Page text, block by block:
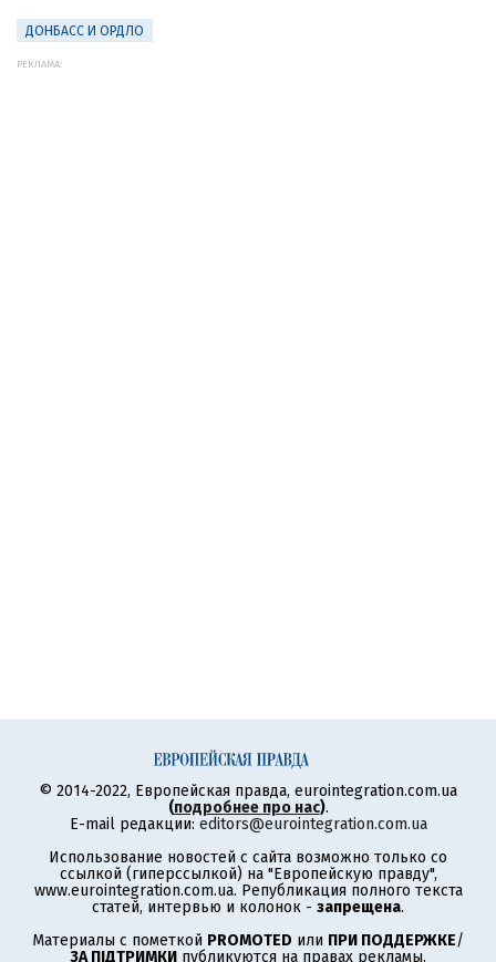
ДОНБАСС И ОРДЛО
РЕКЛАМА:
© 2014-2022, Европейская правда, eurointegration.com.ua
(подробнее про нас).
E-mail редакции: editors@eurointegration.com.ua
Использование новостей с сайта возможно только со
ссылкой (гиперссылкой) на "Европейскую правду",
www.eurointegration.com.ua. Републикация полного текста
статей, интервью и колонок - запрещена.
Материалы с пометкой PROMOTED или ПРИ ПОДДЕРЖКЕ/
ЗА ПІДТРИМКИ публикуются на правах рекламы.